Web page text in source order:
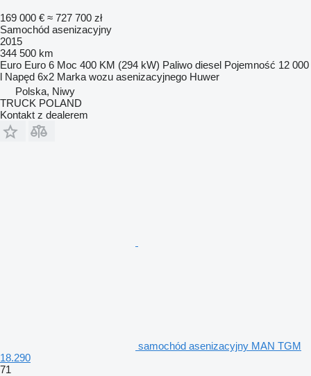
169 000 € ≈ 727 700 zł
Samochód asenizacyjny
2015
344 500 km
Euro Euro 6 Moc 400 KM (294 kW) Paliwo diesel Pojemność 12 000
l Napęd 6x2 Marka wozu asenizacyjnego Huwer
Polska, Niwy
TRUCK POLAND
Kontakt z dealerem
samochód asenizacyjny MAN TGM
18.290
71